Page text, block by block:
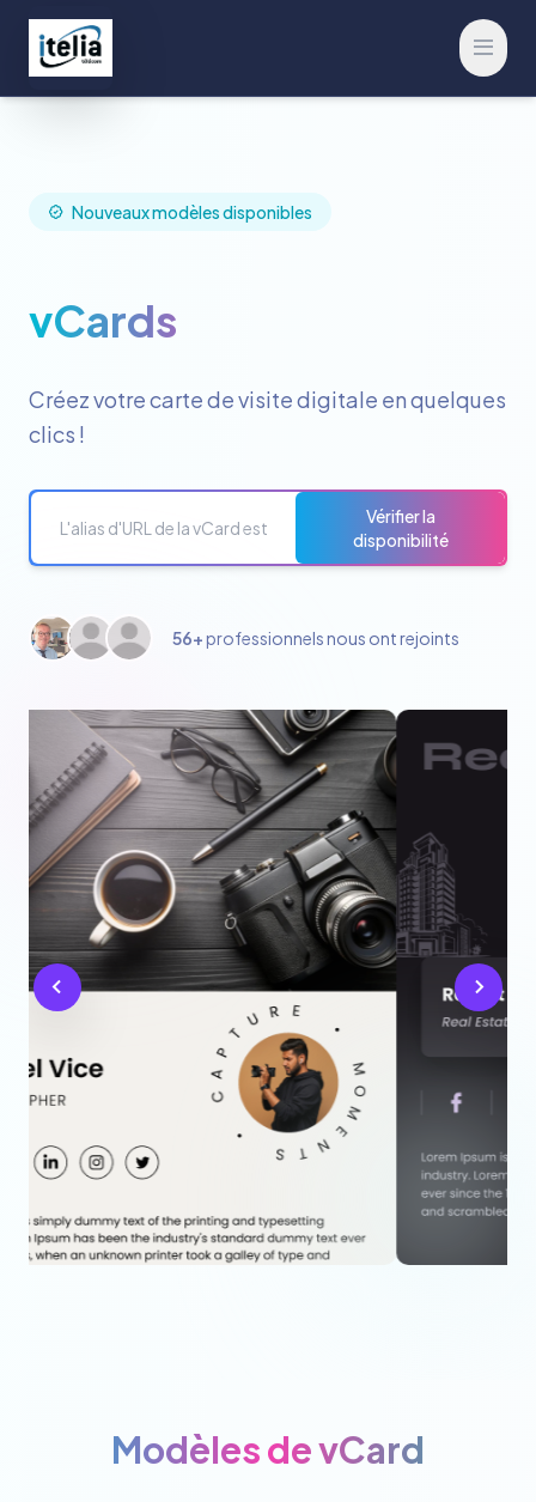
Nouveaux modèles disponibles
vCards
Créez votre carte de visite digitale en quelques
clics !
Vérifier la
disponibilité
56+professionnels nous ont rejoints
Modèles de vCard